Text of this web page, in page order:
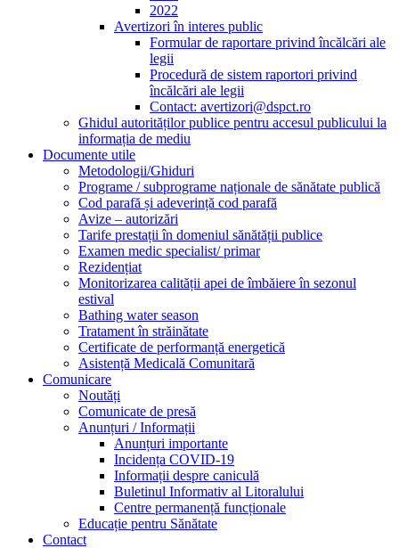
2022
Avertizori în interes public
Formular de raportare privind încălcări ale
legii
Procedură de sistem raportori privind
încălcări ale legii
Contact: avertizori@dspct.ro
Ghidul autorităților publice pentru accesul publicului la
informația de mediu
Documente utile
Metodologii/Ghiduri
Programe / subprograme naționale de sănătate publică
Cod parafă și adeverință cod parafă
Avize – autorizări
Tarife prestații în domeniul sănătății publice
Examen medic specialist/ primar
Rezidențiat
Monitorizarea calității apei de îmbăiere în sezonul
estival
Bathing water season
Tratament în străinătate
Certificate de performanță energetică
Asistență Medicală Comunitară
Comunicare
Noutăți
Comunicate de presă
Anunțuri / Informații
Anunțuri importante
Incidența COVID-19
Informații despre caniculă
Buletinul Informativ al Litoralului
Centre permanență funcționale
Educație pentru Sănătate
Contact